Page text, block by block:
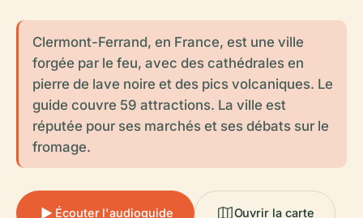
Clermont-Ferrand, en France, est une ville
forgée par le feu, avec des cathédrales en
pierre de lave noire et des pics volcaniques. Le
guide couvre 59 attractions. La ville est
réputée pour ses marchés et ses débats sur le
fromage.
Écouter l'audioguide Ouvrir la carte